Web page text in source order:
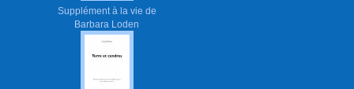
Supplément à la vie de
Barbara Loden